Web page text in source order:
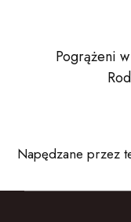
Pogrążeni
Napędzane przez